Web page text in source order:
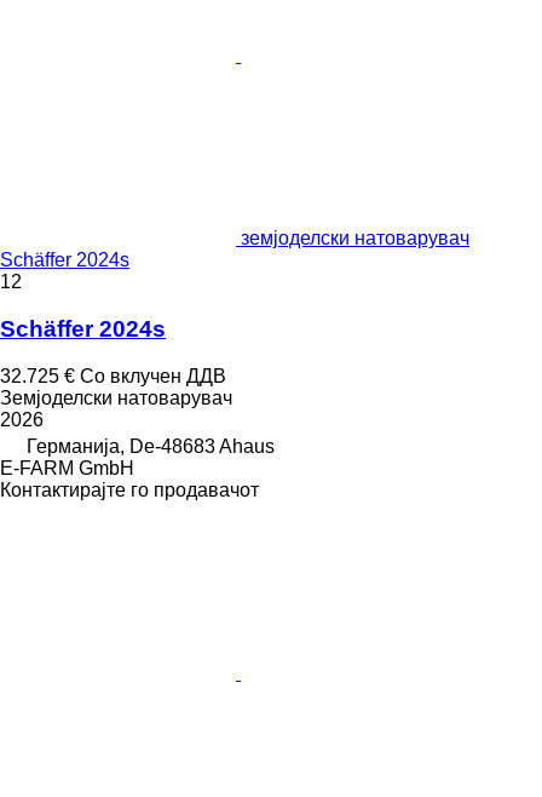
земјоделски натоварувач
Schäffer 2024s
12
Schäffer 2024s
32.725 € Со вклучен ДДВ
Земјоделски натоварувач
2026
Германија, De-48683 Ahaus
E-FARM GmbH
Контактирајте го продавачот